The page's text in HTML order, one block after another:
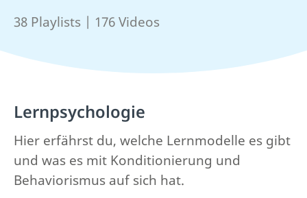
38 Playlists | 176 Videos
Lernpsychologie
Hier erfährst du, welche Lernmodelle es gibt
und was es mit Konditionierung und
Behaviorismus auf sich hat.